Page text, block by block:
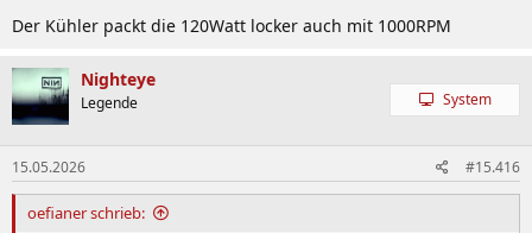
ausgelastet war.
Der Kühler packt die 120Watt locker auch mit 1000RPM
Nighteye
Legende System
15.05.2026 #15.416
oefianer schrieb: